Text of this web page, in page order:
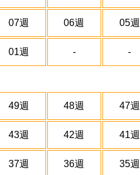
07週 06週 05週
01週 - -
49週 48週 47週
43週 42週 41週
37週 36週 35週